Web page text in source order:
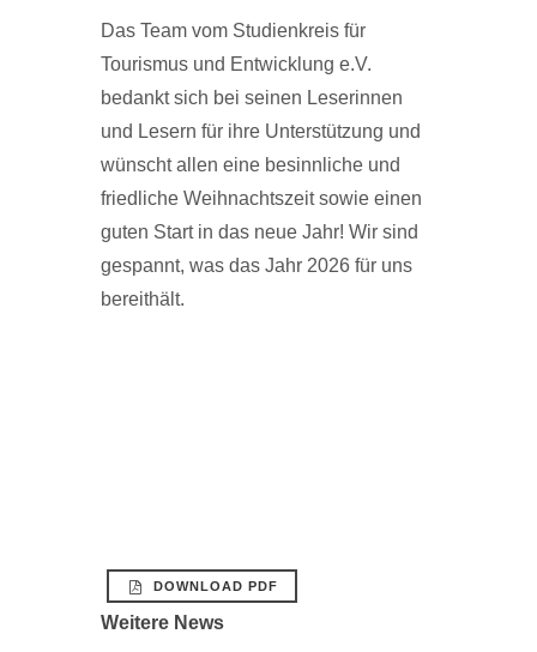
Das Team vom Studienkreis für
Tourismus und Entwicklung e.V.
bedankt sich bei seinen Leserinnen
und Lesern für ihre Unterstützung und
wünscht allen eine besinnliche und
friedliche Weihnachtszeit sowie einen
guten Start in das neue Jahr! Wir sind
gespannt, was das Jahr 2026 für uns
bereithält.
DOWNLOAD PDF
Weitere News